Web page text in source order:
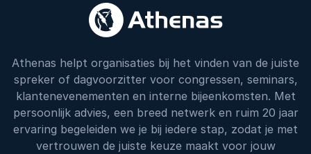
Athenas helpt organisaties bij het vinden van de juiste
spreker of dagvoorzitter voor congressen, seminars,
klantenevenementen en interne bijeenkomsten. Met
persoonlijk advies, een breed netwerk en ruim 20 jaar
ervaring begeleiden we je bij iedere stap, zodat je met
vertrouwen de juiste keuze maakt voor jouw